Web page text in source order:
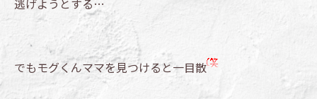
逃げようとする…
でもモグくんママを見つけると一目散